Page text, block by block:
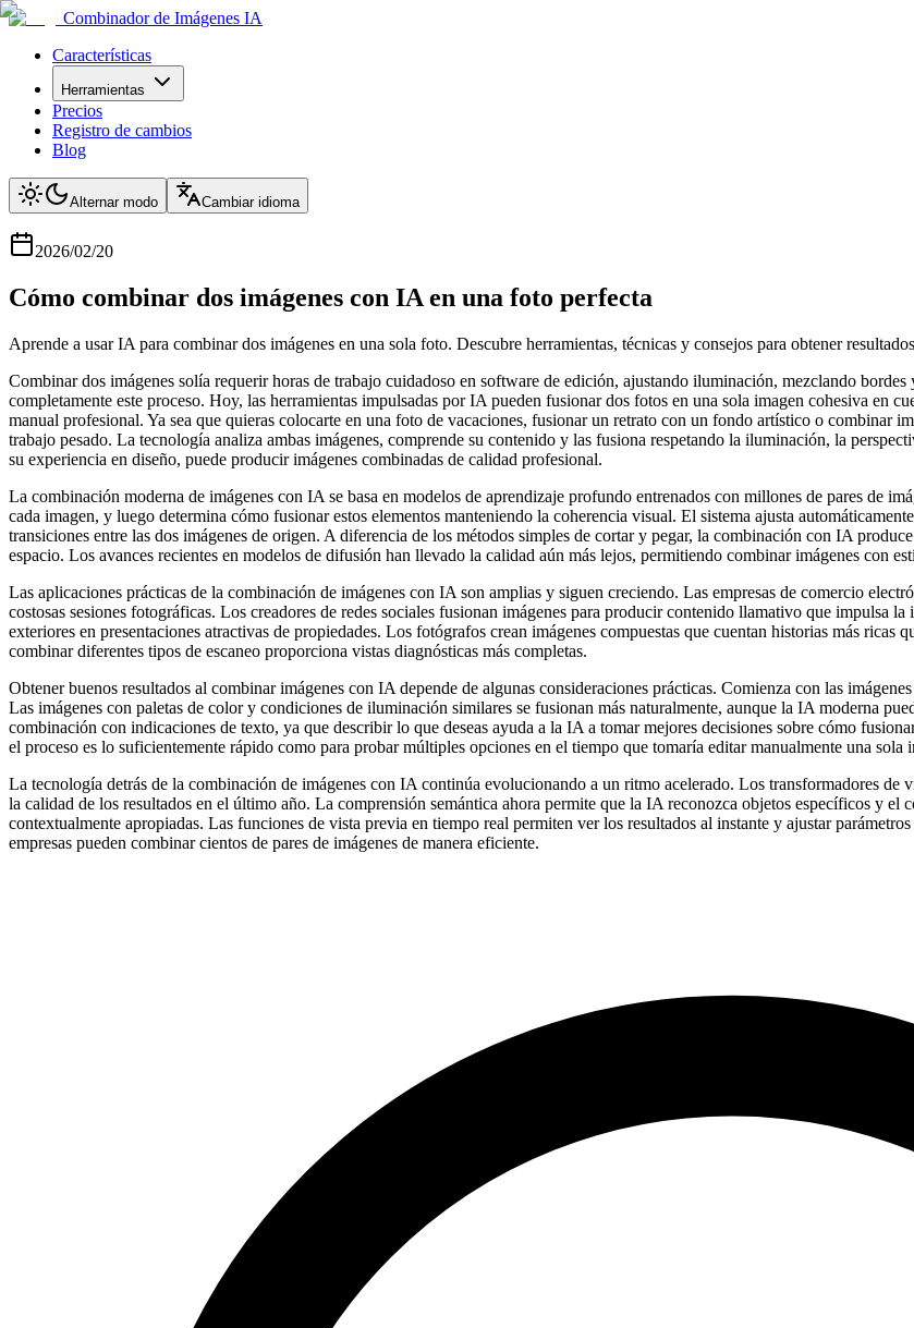
Combinador de Imágenes IA
Características
Herramientas
Precios
Registro de cambios
Blog
Alternar modo Cambiar idioma
2026/02/20
Cómo combinar dos imágenes con IA en una foto perfecta
Aprende a usar IA para combinar dos imágenes en una sola foto. Descubre herramientas, técnicas y consejos para obtener
Combinar dos imágenes solía requerir horas de trabajo cuidadoso en software de edición, ajustando iluminación, mezclando
completamente este proceso. Hoy, las herramientas impulsadas por IA pueden fusionar dos fotos en una sola imagen cohesiva en
manual profesional. Ya sea que quieras colocarte en una foto de vacaciones, fusionar un retrato con un fondo artístico o combinar
trabajo pesado. La tecnología analiza ambas imágenes, comprende su contenido y las fusiona respetando la iluminación, la
su experiencia en diseño, puede producir imágenes combinadas de calidad profesional.
La combinación moderna de imágenes con IA se basa en modelos de aprendizaje profundo entrenados con millones de pares de
cada imagen, y luego determina cómo fusionar estos elementos manteniendo la coherencia visual. El sistema ajusta
transiciones entre las dos imágenes de origen. A diferencia de los métodos simples de cortar y pegar, la combinación con IA
espacio. Los avances recientes en modelos de difusión han llevado la calidad aún más lejos, permitiendo combinar imágenes con
Las aplicaciones prácticas de la combinación de imágenes con IA son amplias y siguen creciendo. Las empresas de comercio
costosas sesiones fotográficas. Los creadores de redes sociales fusionan imágenes para producir contenido llamativo que impulsa
exteriores en presentaciones atractivas de propiedades. Los fotógrafos crean imágenes compuestas que cuentan historias más
combinar diferentes tipos de escaneo proporciona vistas diagnósticas más completas.
Obtener buenos resultados al combinar imágenes con IA depende de algunas consideraciones prácticas. Comienza con las
Las imágenes con paletas de color y condiciones de iluminación similares se fusionan más naturalmente, aunque la IA moderna
combinación con indicaciones de texto, ya que describir lo que deseas ayuda a la IA a tomar mejores decisiones sobre cómo
el proceso es lo suficientemente rápido como para probar múltiples opciones en el tiempo que tomaría editar manualmente una sola
La tecnología detrás de la combinación de imágenes con IA continúa evolucionando a un ritmo acelerado. Los transformadores de
la calidad de los resultados en el último año. La comprensión semántica ahora permite que la IA reconozca objetos específicos y el
contextualmente apropiadas. Las funciones de vista previa en tiempo real permiten ver los resultados al instante y ajustar
empresas pueden combinar cientos de pares de imágenes de manera eficiente.